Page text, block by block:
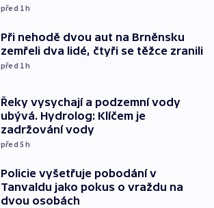
před 1h
Při nehodě dvou aut na Brněnsku
zemřeli dva lidé, čtyři se těžce zranili
před 1h
Řeky vysychají a podzemní vody
ubývá. Hydrolog: Klíčem je
zadržování vody
před 5h
Policie vyšetřuje pobodání v
Tanvaldu jako pokus o vraždu na
dvou osobách